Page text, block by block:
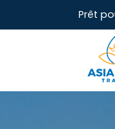
Prêt